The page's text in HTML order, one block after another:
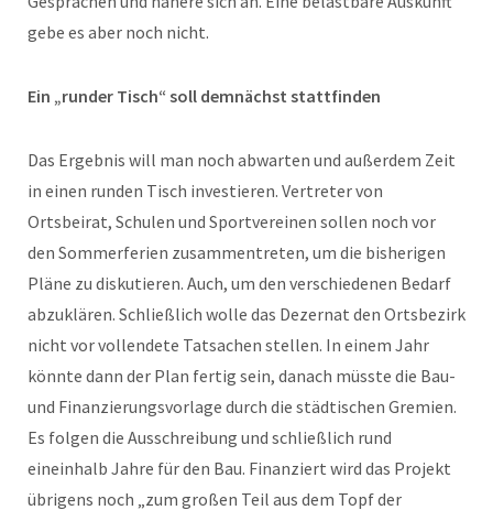
gebe es aber noch nicht.
Ein „runder Tisch“ soll demnächst stattfinden
Das Ergebnis will man noch abwarten und außerdem Zeit
in einen runden Tisch investieren. Vertreter von
Ortsbeirat, Schulen und Sportvereinen sollen noch vor
den Sommerferien zusammentreten, um die bisherigen
Pläne zu diskutieren. Auch, um den verschiedenen Bedarf
abzuklären. Schließlich wolle das Dezernat den Ortsbezirk
nicht vor vollendete Tatsachen stellen. In einem Jahr
könnte dann der Plan fertig sein, danach müsste die Bau-
und Finanzierungsvorlage durch die städtischen Gremien.
Es folgen die Ausschreibung und schließlich rund
eineinhalb Jahre für den Bau. Finanziert wird das Projekt
übrigens noch „zum großen Teil aus dem Topf der